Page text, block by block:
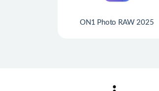
ON1 Photo RAW 2025